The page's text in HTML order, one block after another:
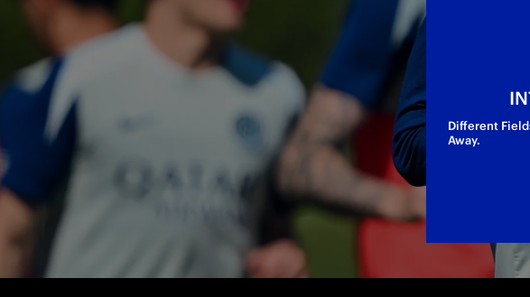
Esami strumentali per il centrocampista nerazzurro
l’Istituto Clinico Humanitas
Different
Away.